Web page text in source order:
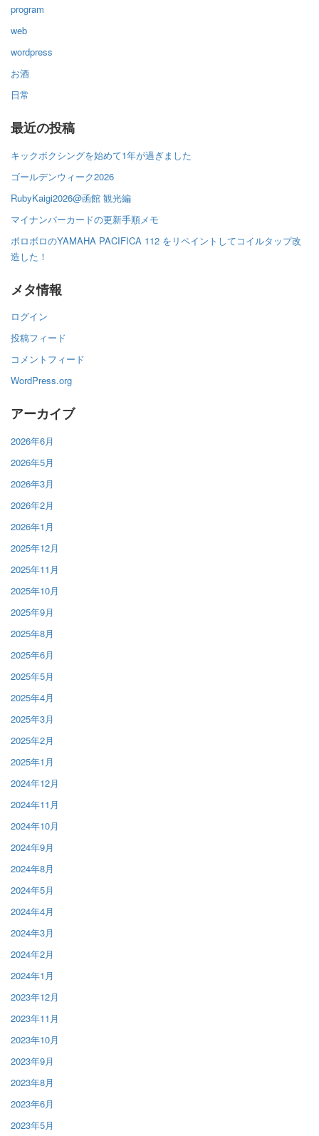
program
web
wordpress
お酒
日常
最近の投稿
キックボクシングを始めて1年が過ぎました
ゴールデンウィーク2026
RubyKaigi2026@函館 観光編
マイナンバーカードの更新手順メモ
ボロボロのYAMAHA PACIFICA 112 をリペイントしてコイルタップ改
造した！
メタ情報
ログイン
投稿フィード
コメントフィード
WordPress.org
アーカイブ
2026年6月
2026年5月
2026年3月
2026年2月
2026年1月
2025年12月
2025年11月
2025年10月
2025年9月
2025年8月
2025年6月
2025年5月
2025年4月
2025年3月
2025年2月
2025年1月
2024年12月
2024年11月
2024年10月
2024年9月
2024年8月
2024年5月
2024年4月
2024年3月
2024年2月
2024年1月
2023年12月
2023年11月
2023年10月
2023年9月
2023年8月
2023年6月
2023年5月